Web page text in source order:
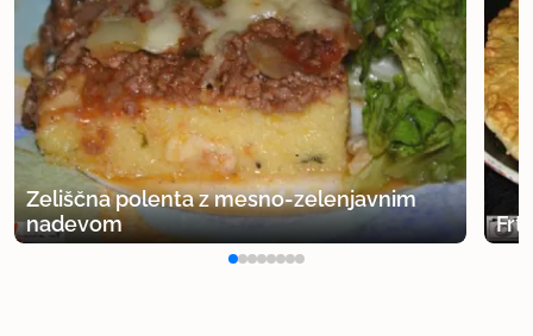
Zeliščna polenta z mesno-zelenjavnim
nadevom